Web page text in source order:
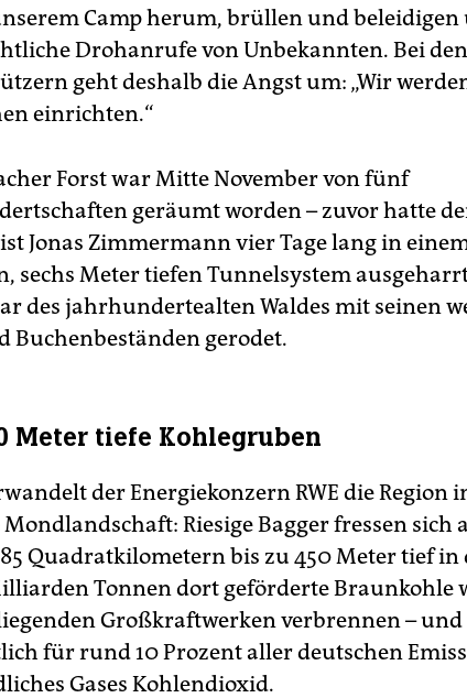
Camp herum, brüllen und beleidigen
Drohanrufe von Unbekannten. Bei den
geht deshalb die Angst um: „Wir
einrichten.“
Forst war Mitte November von fünf
geräumt worden – zuvor hatte
Jonas Zimmermann vier Tage lang in
sechs Meter tiefen Tunnelsystem
des jahrhundertealten Waldes mit seinen
Buchenbeständen gerodet.
Meter tiefe Kohlegruben
der Energiekonzern RWE die Region
Riesige Bagger fressen sich
Quadratkilometern bis zu 450 Meter tief in
Tonnen dort geförderte Braunkohle
Großkraftwerken verbrennen –
für rund 10 Prozent aller deutschen
Gases Kohlendioxid.